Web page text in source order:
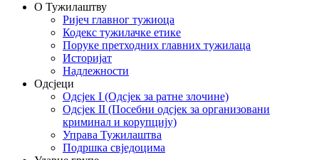
О Тужилаштву
Ријеч главног тужиоца
Кодекс тужилачке етике
Поруке претходних главних тужилаца
Историјат
Надлежности
Одсјеци
Одсјек I (Одсјек за ратне злочине)
Одсјек II (Посебни одсјек за организовани
криминал и корупцију)
Управа Тужилаштва
Подршка свједоцима